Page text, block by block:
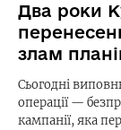
Два роки
злам
Сьогодні
операції —
кампанії, яка